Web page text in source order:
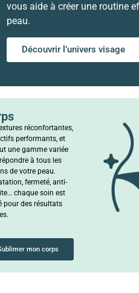
vous aide à créer une routine
peau.
Découvrir l’univers visage
réconfortantes,
performants, et
une gamme variée
à tous les
de votre peau.
fermeté, anti-
chaque soin est
pour des résultats
mon corps